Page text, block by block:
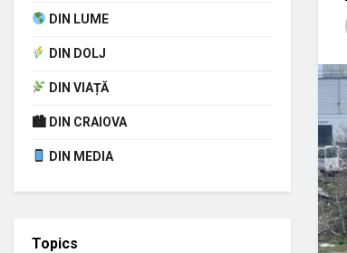
DIN LUME
DIN DOLJ
DIN VIAȚĂ
🏙 DIN CRAIOVA
DIN MEDIA
Topics